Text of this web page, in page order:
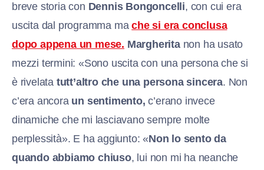
breve storia con Dennis Bongoncelli, con cui era
uscita dal programma mache si era conclusa
dopo appena un mese. Margheritanon ha usato
mezzi termini: «Sono uscita con una persona che si
è rivelata tutt’altro che una persona sincera. Non
c’era ancora un sentimento, c’erano invece
dinamiche che mi lasciavano sempre molte
perplessità». E ha aggiunto: «Non lo sento da
quando abbiamo chiuso, lui non mi ha neanche